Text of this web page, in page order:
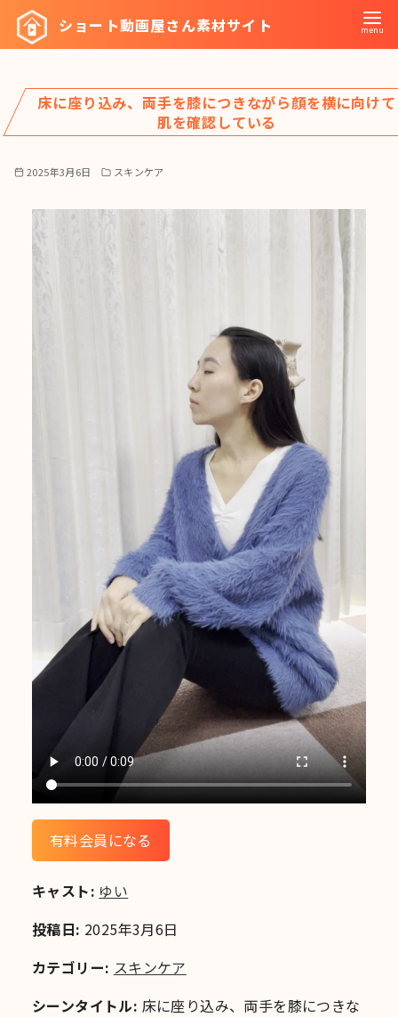
ツ
へ
ショート動画屋さん素材サイト
床に座り込み、両手を膝につきながら顔を横に向けて
肌を確認している
2025年3月6日 スキンケア
有料会員になる
キャスト: ゆい
投稿日: 2025年3月6日
カテゴリー: スキンケア
シーンタイトル: 床に座り込み、両手を膝につきな